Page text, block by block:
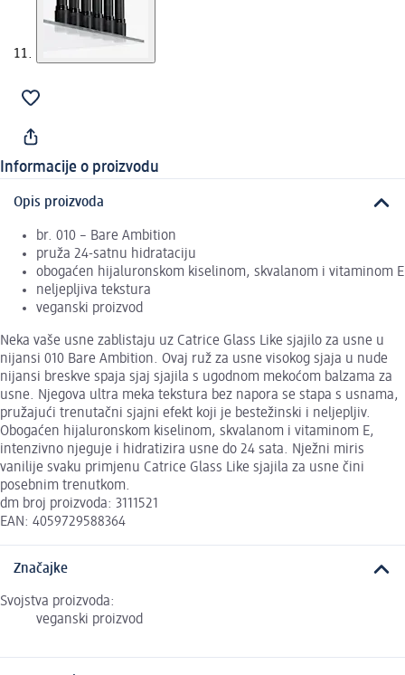
Informacije o proizvodu
Opis proizvoda
br. 010 – Bare Ambition
pruža 24-satnu hidrataciju
obogaćen hijaluronskom kiselinom, skvalanom i vitaminom E
neljepljiva tekstura
veganski proizvod
Neka vaše usne zablistaju uz Catrice Glass Like sjajilo za usne u
nijansi 010 Bare Ambition. Ovaj ruž za usne visokog sjaja u nude
nijansi breskve spaja sjaj sjajila s ugodnom mekoćom balzama za
usne. Njegova ultra meka tekstura bez napora se stapa s usnama,
pružajući trenutačni sjajni efekt koji je bestežinski i neljepljiv.
Obogaćen hijaluronskom kiselinom, skvalanom i vitaminom E,
intenzivno njeguje i hidratizira usne do 24 sata. Nježni miris
vanilije svaku primjenu Catrice Glass Like sjajila za usne čini
posebnim trenutkom.
dm broj proizvoda: 3111521
EAN: 4059729588364
Značajke
Svojstva proizvoda:
veganski proizvod